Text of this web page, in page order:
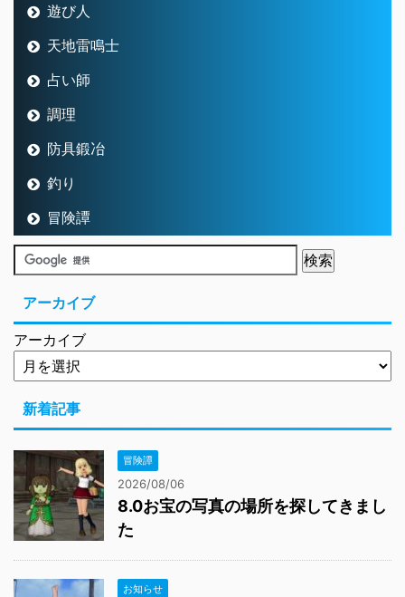
遊び人
天地雷鳴士
占い師
調理
防具鍛冶
釣り
冒険譚
アーカイブ
アーカイブ
新着記事
冒険譚
2026/08/06
8.0お宝の写真の場所を探してきまし
た
お知らせ